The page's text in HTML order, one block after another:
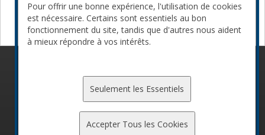
Devenir commanditaire
Pour offrir une bonne expérience, l'utilisation de cookies
est nécessaire. Certains sont essentiels au bon
fonctionnement du site, tandis que d'autres nous aident
à mieux répondre à vos intérêts.
Seulement les Essentiels
Accepter Tous les Cookies